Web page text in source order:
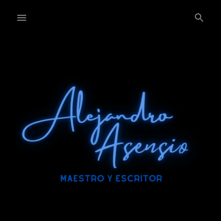
Ir al contenido principal